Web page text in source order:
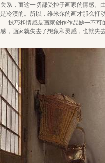
关系，而这一切都受控于画家的情感。
是冷漠的。所以，维米尔的画才那么打
技巧和情感是画家创作作品缺一不
感，画家就失去了想象和灵感，也就失